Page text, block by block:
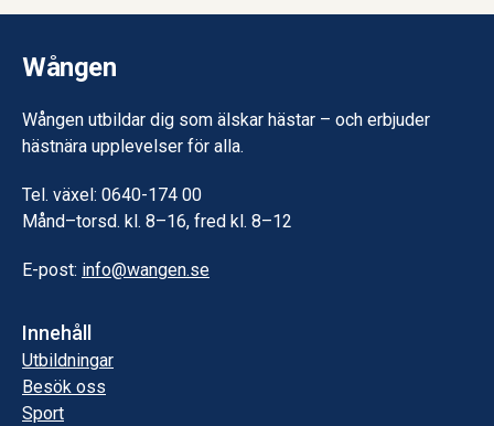
Wången
Wången utbildar dig som älskar hästar – och erbjuder
hästnära upplevelser för alla.
Tel. växel: 0640-174 00
Månd–torsd. kl. 8–16, fred kl. 8–12
E-post: info@wangen.se
Innehåll
Utbildningar
Besök oss
Sport